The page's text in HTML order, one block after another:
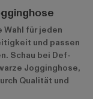
für jeden
und passen
Schau bei Def-
Jogginghose,
Qualität und